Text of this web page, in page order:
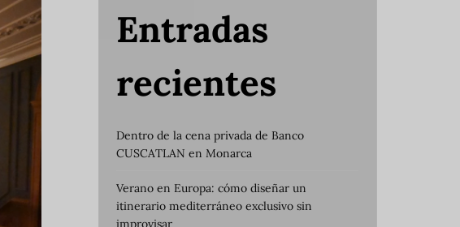
Entradas
recientes
Dentro de la cena privada de Banco
CUSCATLAN en Monarca
Verano en Europa: cómo diseñar un
itinerario mediterráneo exclusivo sin
improvisar